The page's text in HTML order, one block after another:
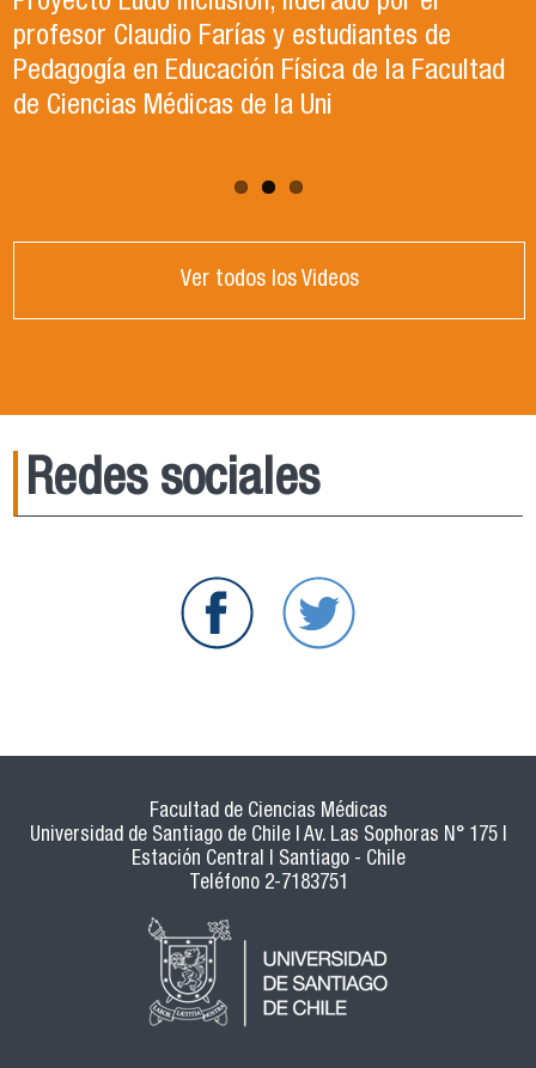
Estudiantil Usach, premió a las y los
deportistas más destacados del año
competitivo 2025.
profesor Claudio Farías y estudiantes de
Pedagogía en Educación Física de la Facultad
de Ciencias Médicas de la Uni
Te invitamos a revisar el video de nuestro
candidato , el Dr. Celso Sanchez para el cargo
de Director de Escuela período 2025-2026.
Ver todos los Videos
Redes sociales
Facultad de Ciencias Médicas
Universidad de Santiago de Chile | Av. Las Sophoras N° 175 |
Estación Central | Santiago - Chile
Teléfono 2-7183751